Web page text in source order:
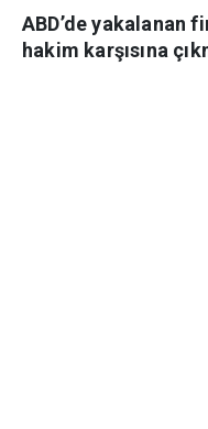
ABD’de yakalanan
hakim karşısına